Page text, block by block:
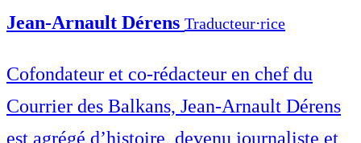
Jean-Arnault Dérens Traducteur⋅rice
Cofondateur et co-rédacteur en chef du
Courrier des Balkans, Jean-Arnault Dérens
est agrégé d’histoire, devenu journaliste et